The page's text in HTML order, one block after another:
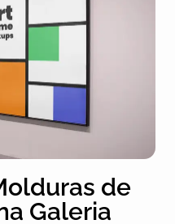
de
Galeria